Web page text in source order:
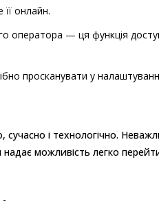
онлайн.
оператора — ця функція
просканувати у
сучасно і технологічно.
можливість легко